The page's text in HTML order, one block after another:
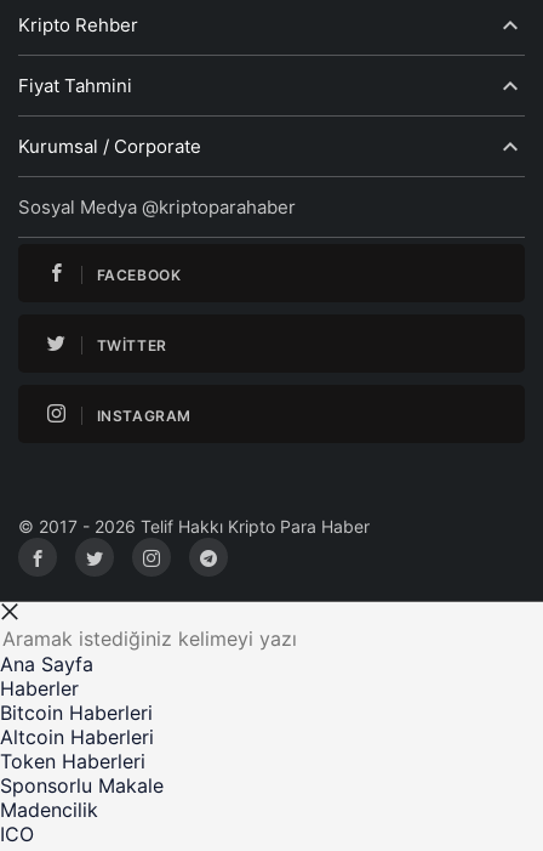
Kripto Rehber
Fiyat Tahmini
Kurumsal / Corporate
Sosyal Medya @kriptoparahaber
FACEBOOK
TWITTER
INSTAGRAM
© 2017 - 2026 Telif Hakkı Kripto Para Haber
Ana Sayfa
Haberler
Bitcoin Haberleri
Altcoin Haberleri
Token Haberleri
Sponsorlu Makale
Madencilik
ICO